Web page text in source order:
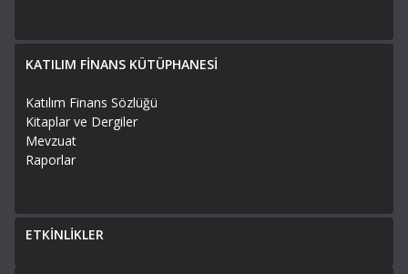
KATILIM FİNANS KÜTÜPHANESİ
Katılım Finans Sözlüğü
Kitaplar ve Dergiler
Mevzuat
Raporlar
ETKİNLİKLER